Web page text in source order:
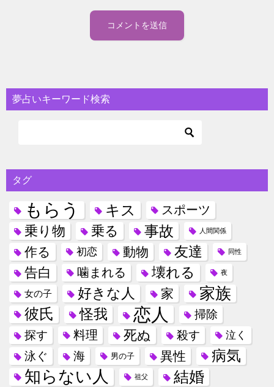
夢占いキーワード検索
タグ
もらう キス スポーツ
乗り物 乗る 事故 人間関係
作る 初恋 動物 友達 同性
告白 噛まれる 壊れる 夜
女の子 好きな人 家 家族
彼氏 怪我 恋人
掃除
探す
料理 死ぬ 殺す 泣く
泳ぐ 海 男の子 異性 病気
知らない人 祖父 結婚